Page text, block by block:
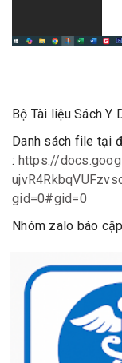
Bộ Tài liệu Sách
Danh sách file tại
: https://
gid=0#gid=0
Nhóm zalo báo